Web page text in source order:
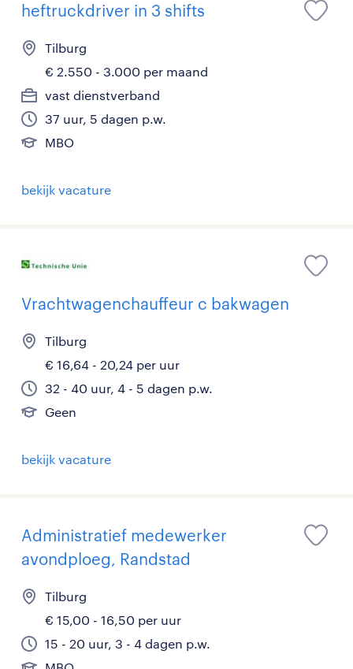
heftruckdriver in 3 shifts
Tilburg
€ 2.550 - 3.000 per maand
vast dienstverband
37 uur, 5 dagen p.w.
MBO
bekijk vacature
Vrachtwagenchauffeur c bakwagen
Tilburg
€ 16,64 - 20,24 per uur
32 - 40 uur, 4 - 5 dagen p.w.
Geen
bekijk vacature
Administratief medewerker
avondploeg, Randstad
Tilburg
€ 15,00 - 16,50 per uur
15 - 20 uur, 3 - 4 dagen p.w.